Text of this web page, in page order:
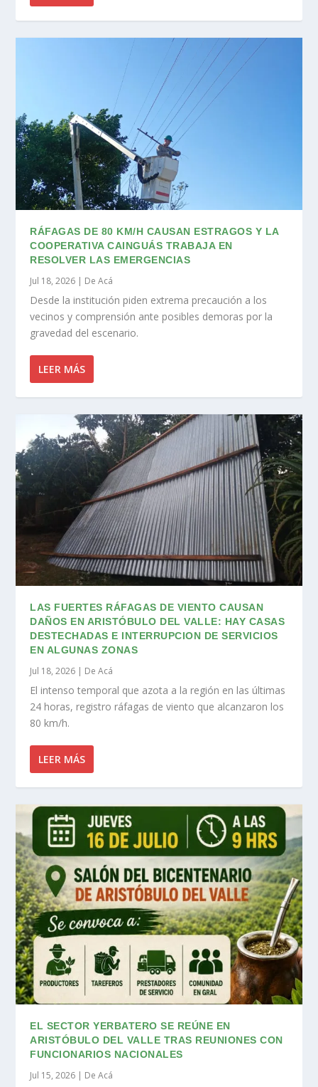
RÁFAGAS DE 80 KM/H CAUSAN ESTRAGOS Y LA
COOPERATIVA CAINGUÁS TRABAJA EN
RESOLVER LAS EMERGENCIAS
Jul 18, 2026 | De Acá
Desde la institución piden extrema precaución a los
vecinos y comprensión ante posibles demoras por la
gravedad del escenario.
LEER MÁS
LAS FUERTES RÁFAGAS DE VIENTO CAUSAN
DAÑOS EN ARISTÓBULO DEL VALLE: HAY CASAS
DESTECHADAS E INTERRUPCION DE SERVICIOS
EN ALGUNAS ZONAS
Jul 18, 2026 | De Acá
El intenso temporal que azota a la región en las últimas
24 horas, registro ráfagas de viento que alcanzaron los
80 km/h.
LEER MÁS
EL SECTOR YERBATERO SE REÚNE EN
ARISTÓBULO DEL VALLE TRAS REUNIONES CON
FUNCIONARIOS NACIONALES
Jul 15, 2026 | De Acá